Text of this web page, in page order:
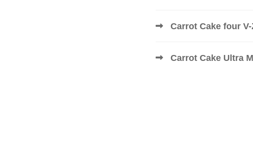
Carrot Cake four
Carrot Cake Ultra